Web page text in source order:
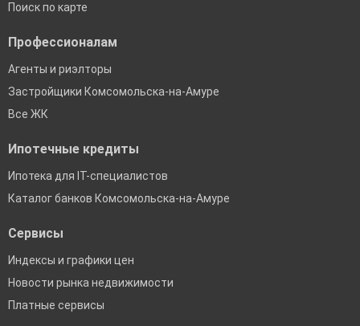
Поиск по карте
Профессионалам
Агенты и риэлторы
Застройщики Комсомольска-на-Амуре
Все ЖК
Ипотечные кредиты
Ипотека для IT-специалистов
Каталог банков Комсомольска-на-Амуре
Сервисы
Индексы и графики цен
Новости рынка недвижимости
Платные сервисы